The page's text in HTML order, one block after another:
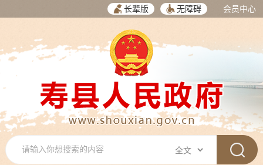
长辈版 无障碍 会员中心